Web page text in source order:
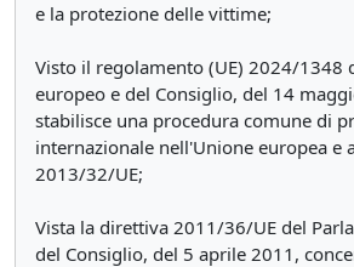
e la protezione delle vittime;
Visto il regolamento (UE) 2024/1348
europeo e del Consiglio, del 14
stabilisce una procedura comune di
internazionale nell'Unione europea e
2013/32/UE;
Vista la direttiva 2011/36/UE del
del Consiglio, del 5 aprile 2011,